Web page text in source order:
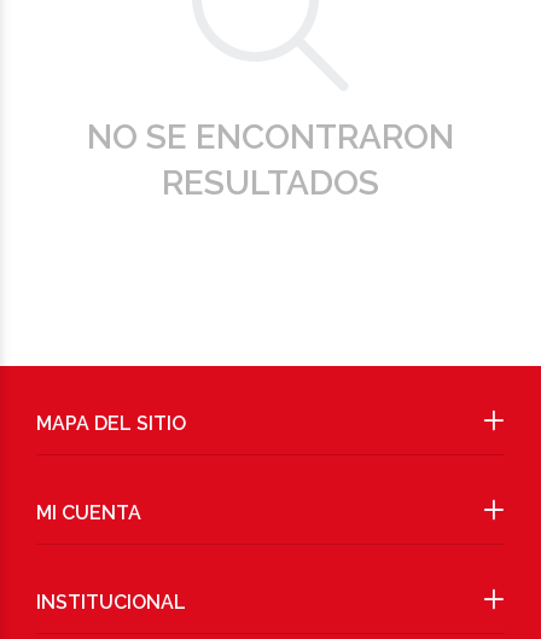
NO SE ENCONTRARON
RESULTADOS
MAPA DEL SITIO
MI CUENTA
INSTITUCIONAL